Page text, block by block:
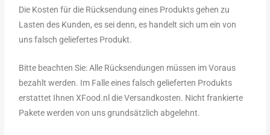
Die Kosten für die Rücksendung eines Produkts gehen zu
Lasten des Kunden, es sei denn, es handelt sich um ein von
uns falsch geliefertes Produkt.
Bitte beachten Sie: Alle Rücksendungen müssen im Voraus
bezahlt werden. Im Falle eines falsch gelieferten Produkts
erstattet Ihnen XFood.nl die Versandkosten. Nicht frankierte
Pakete werden von uns grundsätzlich abgelehnt.